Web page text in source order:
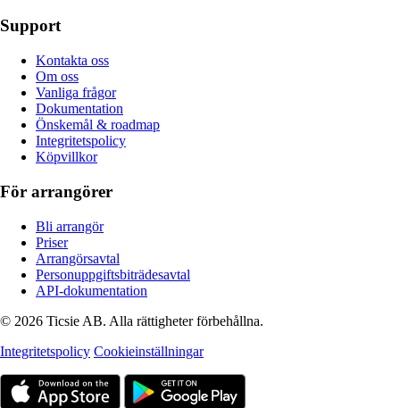
Support
Kontakta oss
Om oss
Vanliga frågor
Dokumentation
Önskemål & roadmap
Integritetspolicy
Köpvillkor
För arrangörer
Bli arrangör
Priser
Arrangörsavtal
Personuppgiftsbiträdesavtal
API-dokumentation
© 2026 Ticsie AB. Alla rättigheter förbehållna.
Integritetspolicy Cookieinställningar